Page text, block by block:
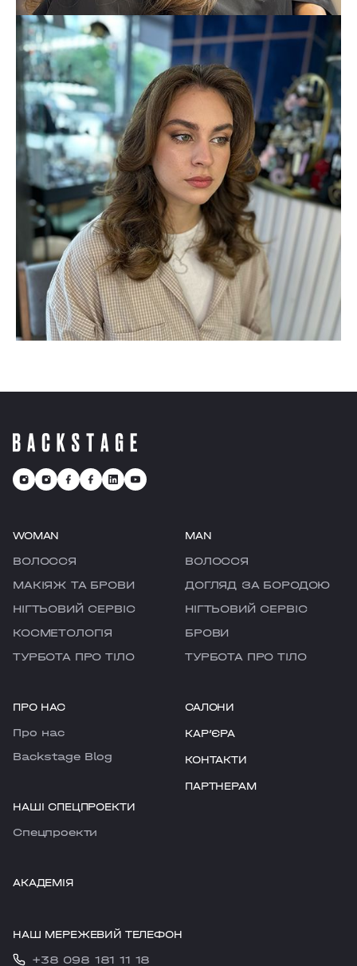
WOMAN
ВОЛОССЯ
МАКІЯЖ ТА БРОВИ
НІГТЬОВИЙ СЕРВІС
КОСМЕТОЛОГІЯ
ТУРБОТА ПРО ТІЛО
MAN
ВОЛОССЯ
ДОГЛЯД ЗА БОРОДОЮ
НІГТЬОВИЙ СЕРВІС
БРОВИ
ТУРБОТА ПРО ТІЛО
ПРО НАС
Про нас
Backstage Blog
НАШІ СПЕЦПРОЕКТИ
Cпецпроекти
САЛОНИ
КАРʼЄРА
КОНТАКТИ
ПАРТНЕРАМ
АКАДЕМІЯ
НАШ МЕРЕЖЕВИЙ ТЕЛЕФОН
+38 098 181 11 18